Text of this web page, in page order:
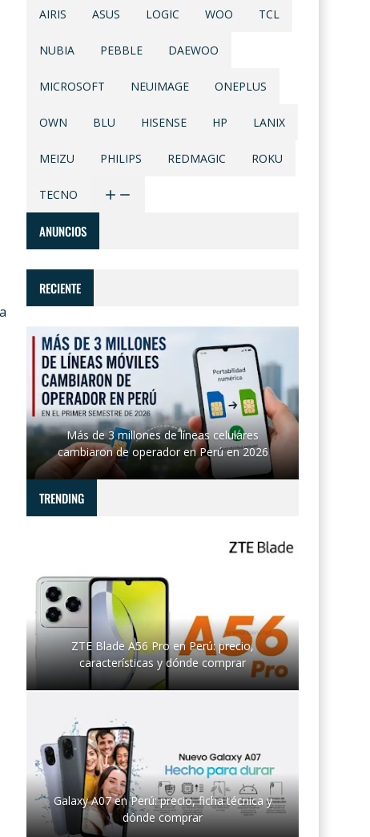
AIRIS ASUS LOGIC WOO TCL
NUBIA PEBBLE DAEWOO
MICROSOFT NEUIMAGE ONEPLUS
OWN BLU HISENSE HP LANIX
MEIZU PHILIPS REDMAGIC ROKU
TECNO
ANUNCIOS
RECIENTE
Más de 3 millones de líneas celulares
cambiaron de operador en Perú en 2026
TRENDING
ZTE Blade A56 Pro en Perú: precio,
características y dónde comprar
Galaxy A07 en Perú: precio, ficha técnica y
dónde comprar